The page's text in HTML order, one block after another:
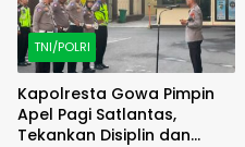
TNI/POLRI
Kapolresta Gowa Pimpin
Apel Pagi Satlantas,
Tekankan Disiplin dan